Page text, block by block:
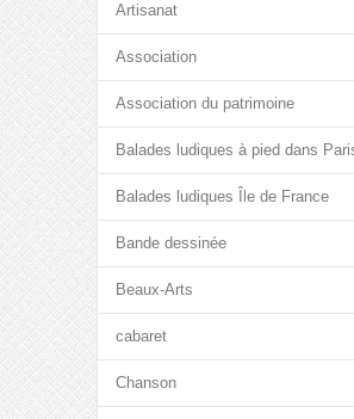
Artisanat
Association
Association du patrimoine
Balades ludiques à pied dans
Balades ludiques Île de France
Bande dessinée
Beaux-Arts
cabaret
Chanson